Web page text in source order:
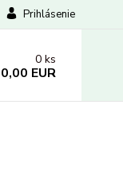
Prihlásenie
0 ks
0,00 EUR